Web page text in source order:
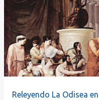
d
a
Releyendo La Odisea